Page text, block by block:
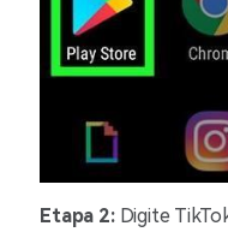
Etapa 2:Digite